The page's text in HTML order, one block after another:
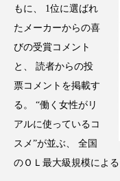
コグニティブヘルス
コネクテッド・ビュ
コルチゾール
サステナブル美容
サプリ
もに、 1位に選ばれ
たメーカーからの喜
びの受賞コメント
と、 読者からの投
票コメントを掲載す
る。 “働く女性がリ
アルに使っているコ
スメ”が並ぶ、 全国
のＯＬ最大級規模によ